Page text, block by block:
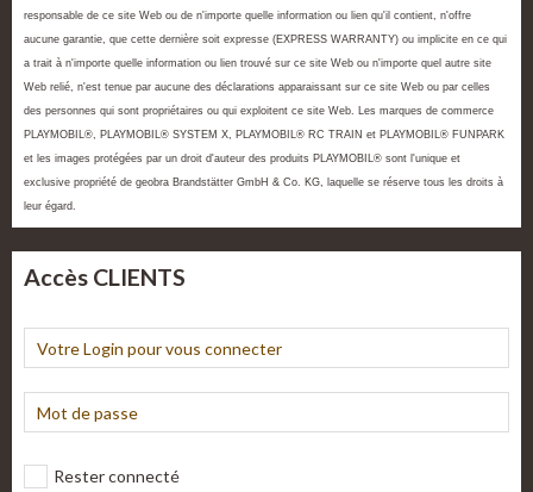
responsable de ce site Web ou de n'importe quelle information ou lien qu'il contient, n'offre
aucune garantie, que cette dernière soit expresse (EXPRESS WARRANTY) ou implicite en ce qui
a trait à n'importe quelle information ou lien trouvé sur ce site Web ou n'importe quel autre site
Web relié, n'est tenue par aucune des déclarations apparaissant sur ce site Web ou par celles
des personnes qui sont propriétaires ou qui exploitent ce site Web. Les marques de commerce
PLAYMOBIL®, PLAYMOBIL® SYSTEM X, PLAYMOBIL® RC TRAIN et PLAYMOBIL® FUNPARK
et les images protégées par un droit d'auteur des produits PLAYMOBIL® sont l'unique et
exclusive propriété de geobra Brandstätter GmbH & Co. KG, laquelle se réserve tous les droits à
leur égard.
Accès CLIENTS
Rester connecté